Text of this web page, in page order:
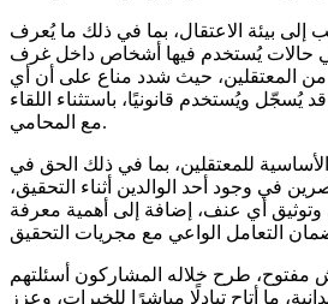
إلى بيئة الاعتقال، بما في ذلك ما يُعرف
حالات يُستخدم فيها أشخاص داخل غرف
من المعتقلين، حيث شدد مناع على أن أي
يُسجّل ويُستخدم قانونيًا، باستثناء اللقاء
مع المحامي.
للمعتقلين، بما في ذلك الحق في
في وجود أحد الوالدين أثناء التحقيق،
وتوثيق أي عنف، إضافة إلى أهمية معرفة
مفتوح، طرح خلاله المشاركون أسئلتهم
ما أتاح تبادلًا مباشرًا للخبرات، وعزز